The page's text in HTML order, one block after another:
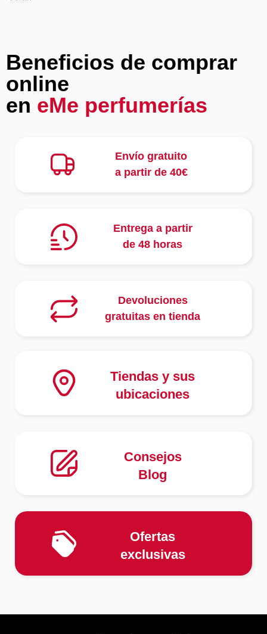
Beneficios de comprar
online
en eMe perfumerías
Envío gratuito
a partir de 40€
Entrega a partir
de 48 horas
Devoluciones
gratuitas en tienda
Tiendas y sus
ubicaciones
Consejos
Blog
Ofertas
exclusivas